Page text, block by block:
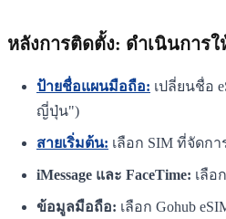
หลังการติดตั้ง: ดำเนินการใ
ป้ายชื่อแผนมือถือ: เปลี่ยนชื่อ
ญี่ปุ่น")
สายเริ่มต้น: เลือก SIM ที่จัดก
iMessage และ FaceTime: เลือ
ข้อมูลมือถือ: เลือก Gohub